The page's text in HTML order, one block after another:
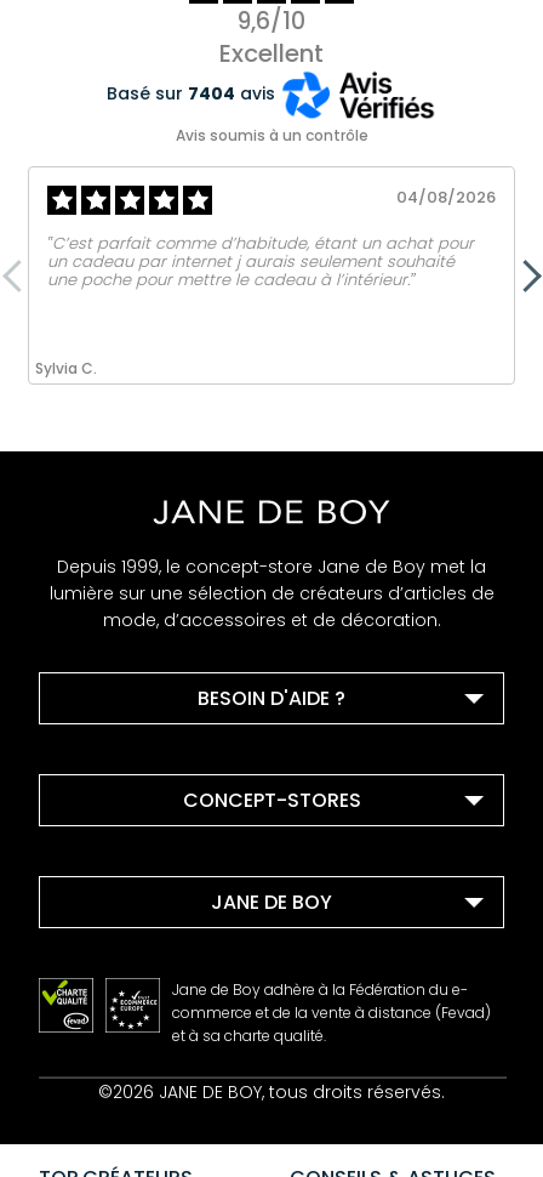
9,6/10
Excellent
Basé sur 7404 avis
Avis soumis à un contrôle
Sylvia C.
04/08/2026
‟C’est parfait comme d’habitude, étant un achat pour
un cadeau par internet j aurais seulement souhaité
une poche pour mettre le cadeau à l’intérieur.ˮ
Depuis 1999, le concept-store Jane de Boy met la
lumière sur une sélection de créateurs d’articles de
mode, d’accessoires et de décoration.
BESOIN D'AIDE ?
CONCEPT-STORES
JANE DE BOY
Contact
CGV
Confidentialité
Jane de Boy adhère à la Fédération du e-
commerce et de la vente à distance (Fevad)
et à sa charte qualité.
©2026 JANE DE BOY, tous droits réservés.